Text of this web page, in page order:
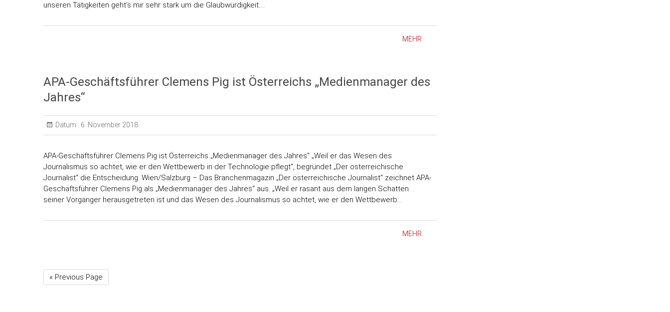
unseren Tätigkeiten geht’s mir sehr stark um die Glaubwürdigkeit.…
MEHR
APA-Geschäftsführer Clemens Pig ist Österreichs „Medienmanager des
Jahres“
Datum : 6. November 2018
APA-Geschäftsführer Clemens Pig ist Österreichs „Medienmanager des Jahres“ „Weil er das Wesen des
Journalismus so achtet, wie er den Wettbewerb in der Technologie pflegt“, begründet „Der österreichische
Journalist“ die Entscheidung. Wien/Salzburg – Das Branchenmagazin „Der österreichische Journalist“ zeichnet APA-
Geschäftsführer Clemens Pig als „Medienmanager des Jahres“ aus. „Weil er rasant aus dem langen Schatten
seiner Vorgänger herausgetreten ist und das Wesen des Journalismus so achtet, wie er den Wettbewerb…
MEHR
« Previous Page